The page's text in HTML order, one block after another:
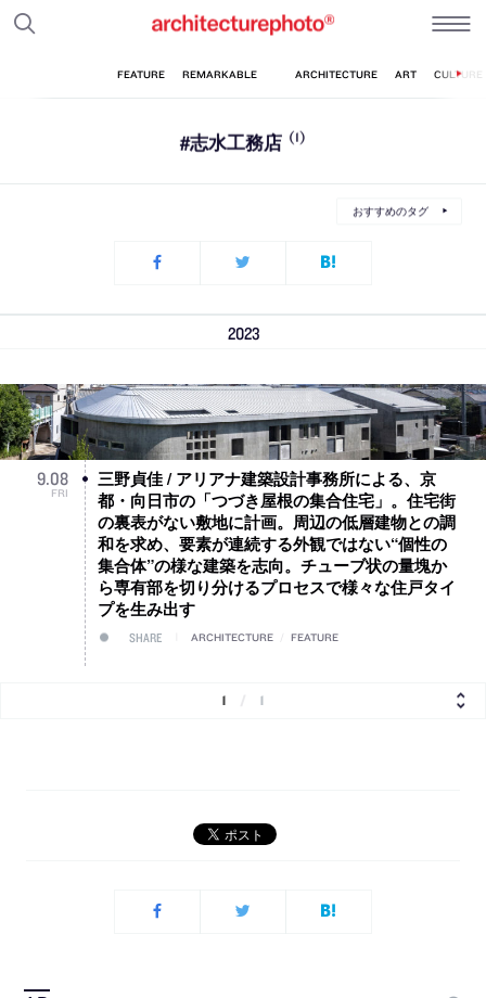
#志水工務店 (1)
おすすめのタグ
2023
9.08
FRI
三野貞佳 / アリアナ建築設計事務所による、京
都・向日市の「つづき屋根の集合住宅」。住宅街
の裏表がない敷地に計画。周辺の低層建物との調
和を求め、要素が連続する外観ではない“個性の
集合体”の様な建築を志向。チューブ状の量塊か
ら専有部を切り分けるプロセスで様々な住戸タイ
プを生み出す
SHARE ARCHITECTURE FEATURE
1 1